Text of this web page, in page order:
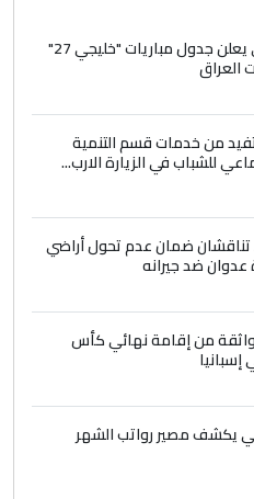
الاتحاد الخليجي يعلن جدول مباريات "خليجي 27"
العراق
من خدمات قسم التنمية
للشباب في الزيارة الارب...
تناقشان ضمان عدم تحول أراضي
عدوان ضد جيرانه
واثقة من إقامة نهائي كأس
يكشف مصير رواتب الشهر